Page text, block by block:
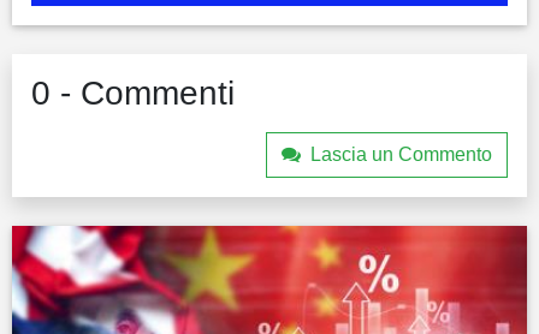
0 - Commenti
Lascia un Commento